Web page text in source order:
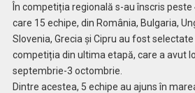
În competiția regională s-au înscris
care 15 echipe, din România, Bulgaria,
Slovenia, Grecia și Cipru au fost
competiția din ultima etapă, care a avut
septembrie-3 octombrie.
Dintre acestea, 5 echipe au ajuns în